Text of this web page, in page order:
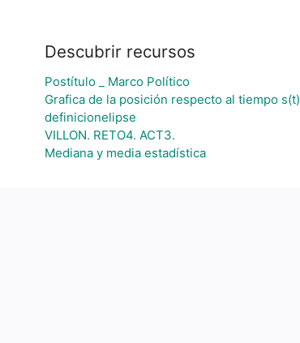
Descubrir recursos
Postítulo _ Marco Político
Grafica de la posición respecto al tiempo s(t)
definicionelipse
VILLON. RETO4. ACT3.
Mediana y media estadística